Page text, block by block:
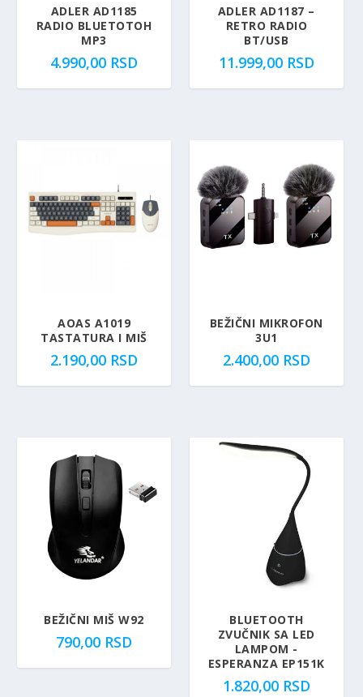
e
l
a
8
9
0
,
0
D
:
2
9
0
R
S
D
ADLER AD1185
RADIO BLUETOTOH
MP3
4.990,00 RSD
ADLER AD1187 –
RETRO RADIO
BT/USB
11.999,00 RSD
AOAS A1019
TASTATURA I MIŠ
2.190,00 RSD
BEŽIČNI MIKROFON
3U1
2.400,00 RSD
BEŽIČNI MIŠ W92
790,00 RSD
BLUETOOTH
ZVUČNIK SA LED
LAMPOM -
ESPERANZA EP151K
1.820,00 RSD